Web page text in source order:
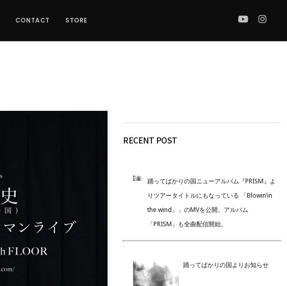
CONTACT STORE
RECENT POST
踊ってばかりの国ニューアルバム『PRISM』よ
りツアータイトルにもなっている 「Blowin’in
the wind」」のMVを公開。アルバム
「PRISM」も全曲配信開始。
踊ってばかりの国よりお知らせ